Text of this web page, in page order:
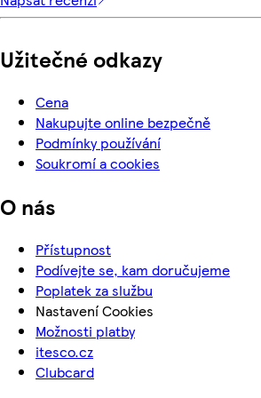
Užitečné odkazy
Cena
Nakupujte online bezpečně
Podmínky používání
Soukromí a cookies
O nás
Přístupnost
Podívejte se, kam doručujeme
Poplatek za službu
Nastavení Cookies
Možnosti platby
itesco.cz
Clubcard